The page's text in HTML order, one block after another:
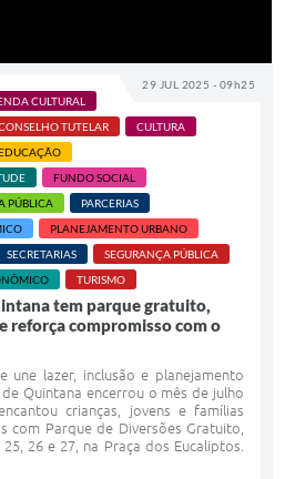
29 JUL 2025 - 09h25
CULTURAL
TUTELAR
CULTURA
FUNDO SOCIAL
PÚBLICA
PARCERIAS
PLANEJAMENTO URBANO
SECRETARIAS
SEGURANÇA PÚBLICA
TURISMO
tem parque gratuito,
reforça compromisso com o
une lazer, inclusão e planejamento
Quintana encerrou o mês de julho
crianças, jovens e famílias
com Parque de Diversões Gratuito,
26 e 27, na Praça dos Eucaliptos.